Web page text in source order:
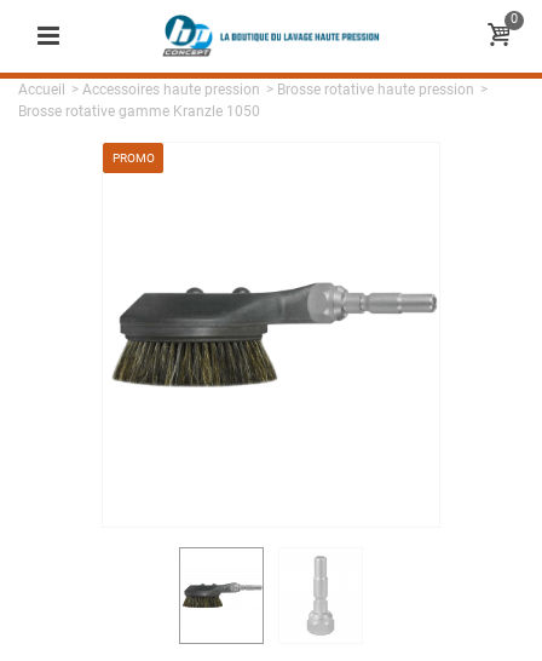
0
Accueil > Accessoires haute pression > Brosse rotative haute pression >
Brosse rotative gamme Kranzle 1050
PROMO